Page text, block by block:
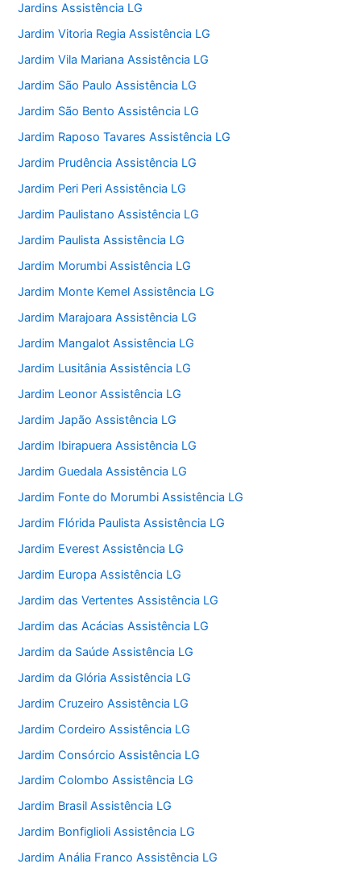
Jardins Assistência LG
Jardim Vitoria Regia Assistência LG
Jardim Vila Mariana Assistência LG
Jardim São Paulo Assistência LG
Jardim São Bento Assistência LG
Jardim Raposo Tavares Assistência LG
Jardim Prudência Assistência LG
Jardim Peri Peri Assistência LG
Jardim Paulistano Assistência LG
Jardim Paulista Assistência LG
Jardim Morumbi Assistência LG
Jardim Monte Kemel Assistência LG
Jardim Marajoara Assistência LG
Jardim Mangalot Assistência LG
Jardim Lusitânia Assistência LG
Jardim Leonor Assistência LG
Jardim Japão Assistência LG
Jardim Ibirapuera Assistência LG
Jardim Guedala Assistência LG
Jardim Fonte do Morumbi Assistência LG
Jardim Flórida Paulista Assistência LG
Jardim Everest Assistência LG
Jardim Europa Assistência LG
Jardim das Vertentes Assistência LG
Jardim das Acácias Assistência LG
Jardim da Saúde Assistência LG
Jardim da Glória Assistência LG
Jardim Cruzeiro Assistência LG
Jardim Cordeiro Assistência LG
Jardim Consórcio Assistência LG
Jardim Colombo Assistência LG
Jardim Brasil Assistência LG
Jardim Bonfiglioli Assistência LG
Jardim Anália Franco Assistência LG